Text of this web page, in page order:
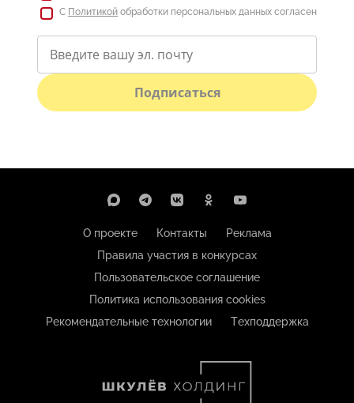
С Политикой обработки персональных данных согласен
Подписаться
О проекте Контакты
Реклама
Правила участия в конкурсах
Пользовательское соглашение
Политика использования cookies
Рекомендательные технологии
Техподдержка